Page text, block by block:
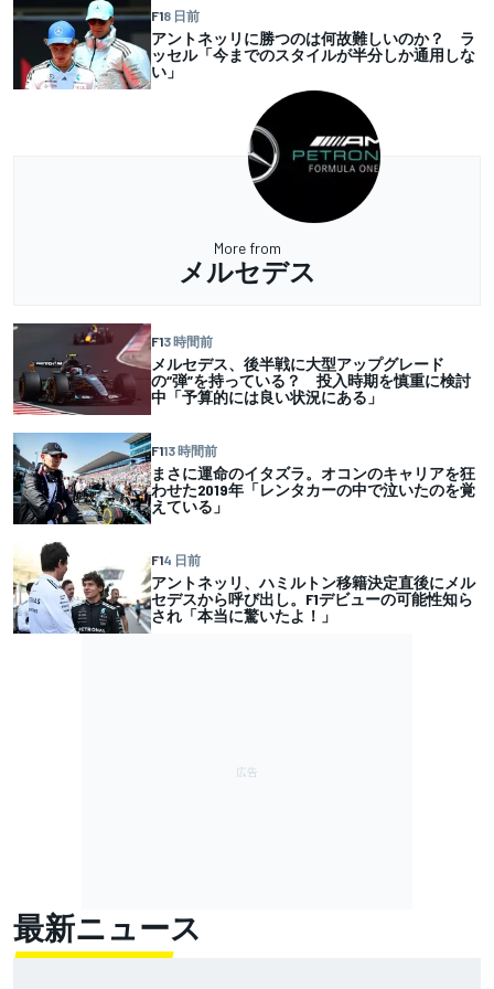
F18 日前
アントネッリに勝つのは何故難しいのか？ ラ
ッセル「今までのスタイルが半分しか通用しな
い」
More from
メルセデス
F13 時間前
メルセデス、後半戦に大型アップグレード
の“弾”を持っている？ 投入時期を慎重に検討
中「予算的には良い状況にある」
F113 時間前
まさに運命のイタズラ。オコンのキャリアを狂
わせた2019年「レンタカーの中で泣いたのを覚
えている」
F14 日前
アントネッリ、ハミルトン移籍決定直後にメル
セデスから呼び出し。F1デビューの可能性知ら
され「本当に驚いたよ！」
最新ニュース